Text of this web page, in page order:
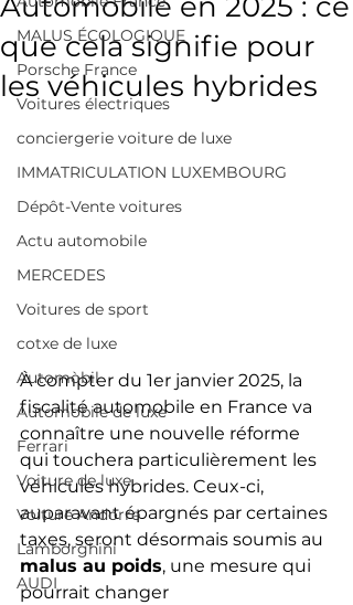
MALUS ÉCOLOGIQUE
Porsche France
Voitures électriques
conciergerie voiture de luxe
IMMATRICULATION LUXEMBOURG
Dépôt-Vente voitures
Actu automobile
MERCEDES
Voitures de sport
cotxe de luxe
Automòbil
Automobile de luxe
Ferrari
Voiture de luxe
Voiture Andorre
Lamborghini
AUDI
que cela signifie pour
les véhicules hybrides
À compter du 1er janvier 2025, la
fiscalité automobile en France va
connaître une nouvelle réforme
qui touchera particulièrement les
véhicules hybrides. Ceux-ci,
auparavant épargnés par certaines
taxes, seront désormais soumis au
malus au poids, une mesure qui
pourrait changer